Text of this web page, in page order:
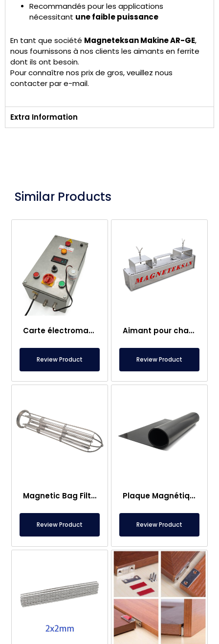
Recommandés pour les applications
nécessitant une faible puissance
En tant que société Magneteksan Makine AR-GE,
nous fournissons à nos clients les aimants en ferrite
dont ils ont besoin.
Pour connaître nos prix de gros, veuillez nous
contacter par e-mail.
Extra Information
Similar Products
Carte électromagnétique
Review Product
Aimant pour chariot élévateur – Entièrement en inox – Distance effective de 10 cm – Libération facile avec poignée
Review Product
Magnetic Bag Filter Head
Review Product
Plaque Magnétique – Pour Sous Plancher – Conforme aux Normes Alimentaires
Review Product